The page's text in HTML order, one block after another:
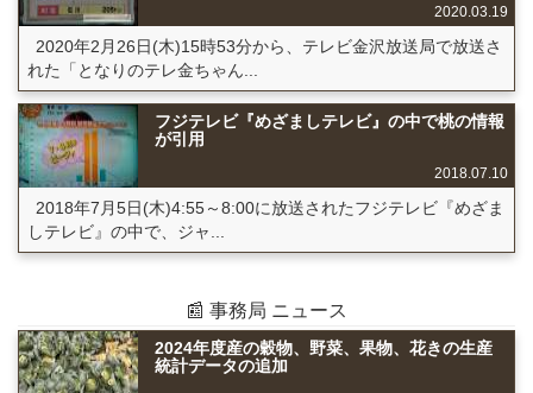
2020.03.19
2020年2月26日(木)15時53分から、テレビ金沢放送局で放送さ
れた「となりのテレ金ちゃん...
フジテレビ『めざましテレビ』の中で桃の情報
が引用
2018.07.10
2018年7月5日(木)4:55～8:00に放送されたフジテレビ『めざま
しテレビ』の中で、ジャ...
📰 事務局 ニュース
2024年度産の穀物、野菜、果物、花きの生産
統計データの追加